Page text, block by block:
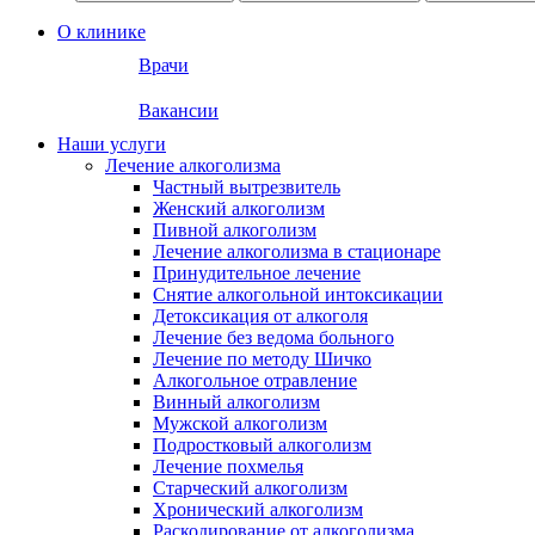
О клинике
Врачи
Вакансии
Наши услуги
Лечение алкоголизма
Частный вытрезвитель
Женский алкоголизм
Пивной алкоголизм
Лечение алкоголизма в стационаре
Принудительное лечение
Снятие алкогольной интоксикации
Детоксикация от алкоголя
Лечение без ведома больного
Лечение по методу Шичко
Алкогольное отравление
Винный алкоголизм
Мужской алкоголизм
Подростковый алкоголизм
Лечение похмелья
Старческий алкоголизм
Хронический алкоголизм
Раскодирование от алкоголизма